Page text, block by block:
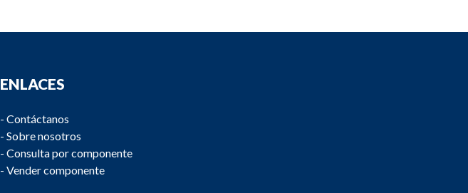
ENLACES
- Contáctanos
- Sobre nosotros
- Consulta por componente
- Vender componente